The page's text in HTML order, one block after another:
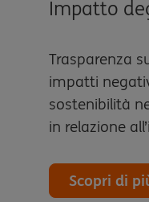
Impatto
Trasparenza
impatti
sostenibilità
in relazione
Scopri di